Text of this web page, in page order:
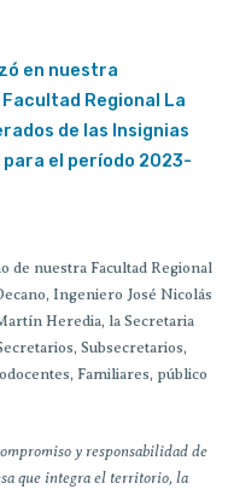
en nuestra
Regional La
de las Insignias
el período 2023-
de nuestra Facultad Regional
Ingeniero José Nicolás
Heredia, la Secretaria
Subsecretarios,
Familiares, público
y responsabilidad de
que integra el territorio, la